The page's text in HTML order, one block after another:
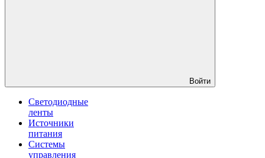
Войти
Светодиодные
ленты
Источники
питания
Системы
управления